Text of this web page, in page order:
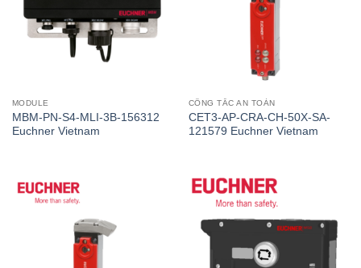
MODULE
MBM-PN-S4-MLI-3B-156312
Euchner Vietnam
CÔNG TẮC AN TOÀN
CET3-AP-CRA-CH-50X-SA-
121579 Euchner Vietnam